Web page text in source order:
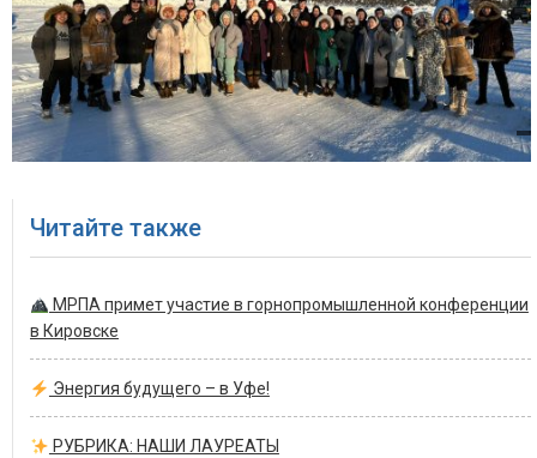
Читайте также
МРПА примет участие в горнопромышленной конференции
в Кировске
Энергия будущего – в Уфе!
РУБРИКА: НАШИ ЛАУРЕАТЫ